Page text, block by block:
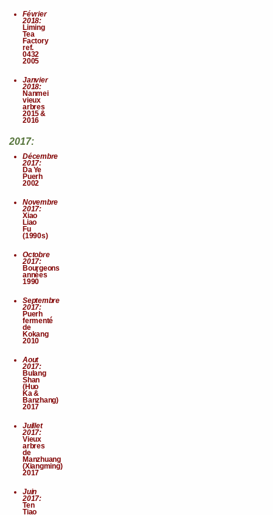
Février
2018:
Liming
Tea
Factory
ref.
0432
2005
Janvier
2018:
Nanmei
vieux
arbres
2015 &
2016
2017:
Décembre
2017:
Da Ye
Puerh
2002
Novembre
2017:
Xiao
Liao
Fu
(1990s)
Octobre
2017:
Bourgeons
années
1990
Septembre
2017:
Puerh
fermenté
de
Kokang
2010
Aout
2017:
Bulang
Shan
(Huo
Ka &
Banzhang)
2017
Juillet
2017:
Vieux
arbres
de
Manzhuang
(Xiangming)
2017
Juin
2017:
Ten
Tiao